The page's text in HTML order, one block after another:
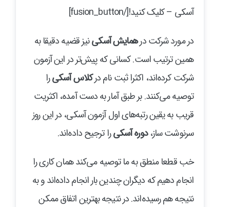
آسکی – کلیک کنید![/fusion_button]
در مورد شرکت درهمایش آسکینیز قضیه دقیقا به
همین ترتیب است. کسانی که پیش‌تر در این آزمون
شرکت کرده‌اند، اکثرا ثبت نام درکلاس آسکیرا
توصیه می‌کنند. بر طبق آمار به دست آمده، اکثریت
قریب به یقین رتبه‌های اول آزمون آسکی، در این روز
سرنوشت ساز،دوره آسکیرا ترجیح داده‌اند.
خب قطعا منطق به ما توصیه می‌کند همان کاری را
انجام دهیم که دیگران چندین بار انجام داده‌اند و به
نتیجه هم رسیده‌اند. در نتیجه بهترین اتفاق ممکن